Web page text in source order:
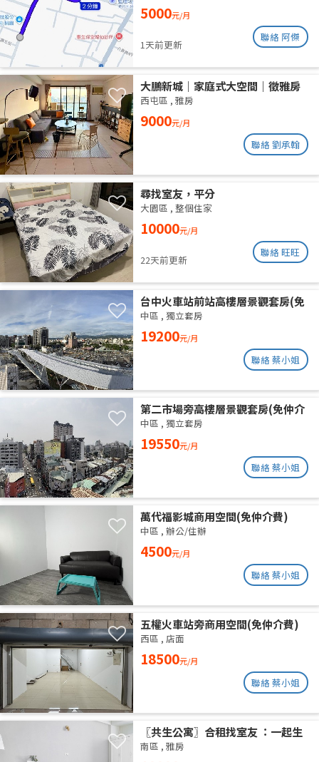
5000元/月
1天前更新
聯絡 阿傑
大鵬新城｜家庭式大空間｜徵雅房
室友 1 人
西屯區 , 雅房
9000元/月
聯絡 劉承翰
尋找室友，平分
大園區 , 整個住家
10000元/月
22天前更新
聯絡 旺旺
台中火車站前站高樓層景觀套房(免
仲介費)
中區 , 獨立套房
19200元/月
聯絡 蔡小姐
第二市場旁高樓層景觀套房(免仲介
費)
中區 , 獨立套房
19550元/月
聯絡 蔡小姐
萬代福影城商用空間(免仲介費)
中區 , 辦公/住辦
4500元/月
聯絡 蔡小姐
五權火車站旁商用空間(免仲介費)
西區 , 店面
18500元/月
聯絡 蔡小姐
〖共生公寓〗合租找室友 ：一起生
活在良善的居家環境
南區 , 雅房